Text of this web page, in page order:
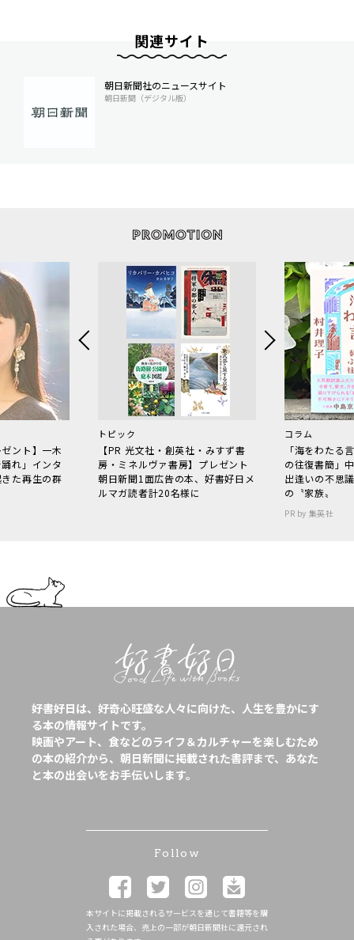
関連サイト
朝日新聞社のニュースサイト
朝日新聞（デジタル版）
ント】一木
れ」インタ
た再生の群
トピック
【PR 光文社・創英社・みすず書
房・ミネルヴァ書房】プレゼント
朝日新聞1面広告の本、好書好日メ
ルマガ読者計20名様に
コラム
「海をわた
の往復書簡」
出逢いの不思
の〝家族〟
PR by 集英社
好書好日は、好奇心旺盛な人々に向けた、人生を豊かにす
る本の情報サイトです。
映画やアート、食などのライフ＆カルチャーを楽しむため
の本の紹介から、朝日新聞に掲載された書評まで、あなた
と本の出会いをお手伝いします。
Follow
本サイトに掲載されるサービスを通じて書籍等を購
入された場合、売上の一部が朝日新聞社に還元され